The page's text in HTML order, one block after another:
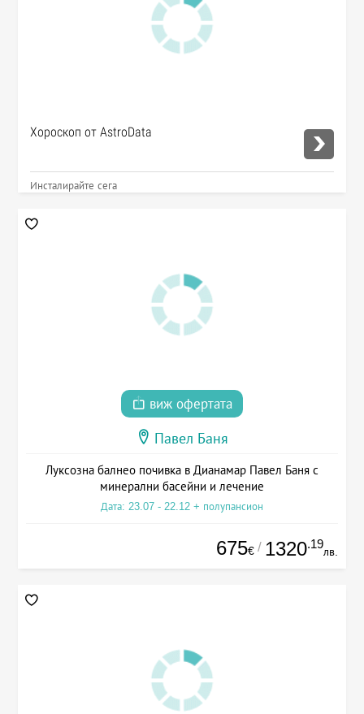
Хороскоп от AstroData
Инсталирайте сега
виж офертата
Павел Баня
Луксозна балнео почивка в Дианамар Павел Баня с
минерални басейни и лечение
Дата: 23.07 - 22.12 + полупансион
675€ / 1320.19
лв.